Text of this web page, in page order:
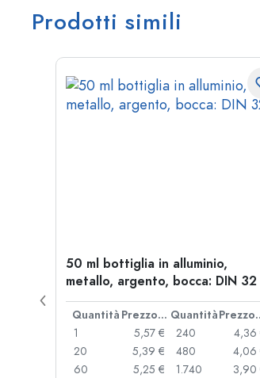
Prodotti simili
50 ml bottiglia in alluminio,
metallo, argento, bocca: DIN 32
Quantità Prezzo cad. Quantità
1
5,57 €
20
5,39 €
60
5,25 €
240
4,36
480
4,06
1.740
3,90